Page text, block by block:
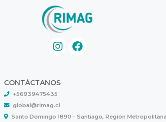
CONTÁCTANOS
+56939475435
global@rimag.cl
Santo Domingo 1890 - Santiago, Región Metropolitana,